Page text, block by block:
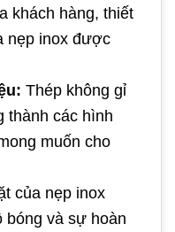
khách hàng, thiết
nẹp inox được
Thép không gỉ
thành các hình
muốn cho
của nẹp inox
và sự hoàn